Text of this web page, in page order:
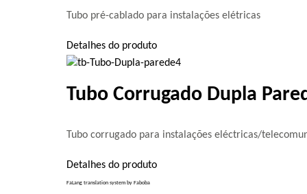
Tubo pré-cablado para instalações elétricas
Detalhes do produto
Tubo Corrugado Dupla
Tubo corrugado para instalações eléctricas/
Detalhes do produto
FaLang translation system by Faboba